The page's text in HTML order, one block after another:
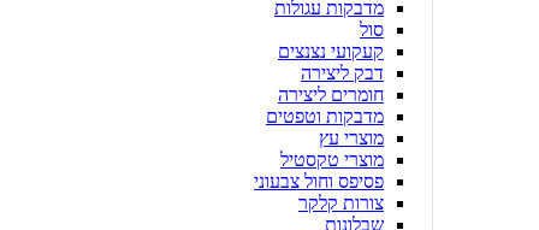
מדבקות עגולות
סול
קעקועי נצנצים
דבק ליצירה
חומרים ליצירה
מדבקות וטפטים
מוצרי עץ
מוצרי טקסטיל
פסיפס וחול צבעוני
צורות קלקר
שבלונות